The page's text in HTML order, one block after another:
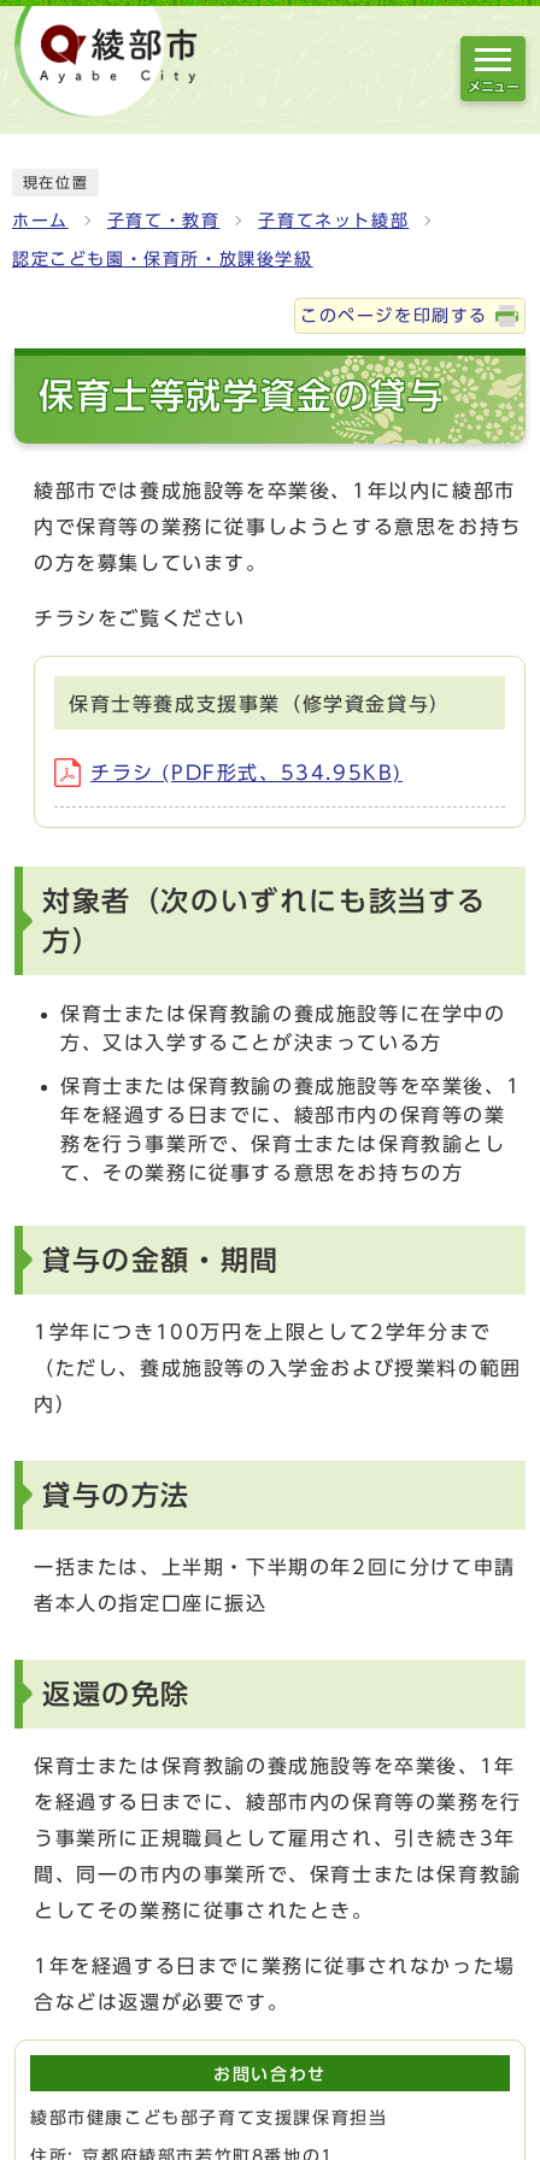
メニュー
現在位置
ホーム 子育て・教育 子育てネット綾部
認定こども園・保育所・放課後学級
このページを印刷する
保育士等就学資金の貸与
綾部市では養成施設等を卒業後、1年以内に綾部市
内で保育等の業務に従事しようとする意思をお持ち
の方を募集しています。
チラシをご覧ください
保育士等養成支援事業（修学資金貸与）
チラシ (PDF形式、534.95KB)
対象者（次のいずれにも該当する
方）
保育士または保育教諭の養成施設等に在学中の
方、又は入学することが決まっている方
保育士または保育教諭の養成施設等を卒業後、1
年を経過する日までに、綾部市内の保育等の業
務を行う事業所で、保育士または保育教諭とし
て、その業務に従事する意思をお持ちの方
貸与の金額・期間
1学年につき100万円を上限として2学年分まで
（ただし、養成施設等の入学金および授業料の範囲
内）
貸与の方法
一括または、上半期・下半期の年2回に分けて申請
者本人の指定口座に振込
返還の免除
保育士または保育教諭の養成施設等を卒業後、1年
を経過する日までに、綾部市内の保育等の業務を行
う事業所に正規職員として雇用され、引き続き3年
間、同一の市内の事業所で、保育士または保育教諭
としてその業務に従事されたとき。
1年を経過する日までに業務に従事されなかった場
合などは返還が必要です。
お問い合わせ
綾部市健康こども部子育て支援課保育担当
住所: 京都府綾部市若竹町8番地の1